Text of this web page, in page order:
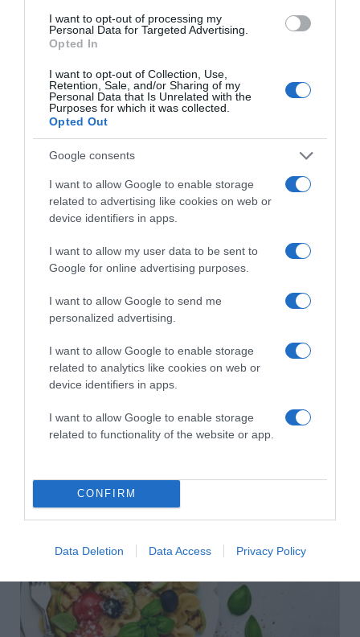
I want to opt-out of processing my
Personal Data for Targeted Advertising.
Opted In
I want to opt-out of Collection, Use,
Retention, Sale, and/or Sharing of my
Personal Data that Is Unrelated with the
Purposes for which it was collected.
Opted Out
Google consents
I want to allow Google to enable storage
related to advertising like cookies on web or
device identifiers in apps.
I want to allow my user data to be sent to
Google for online advertising purposes.
I want to allow Google to send me
personalized advertising.
I want to allow Google to enable storage
related to analytics like cookies on web or
device identifiers in apps.
I want to allow Google to enable storage
related to functionality of the website or app.
CONFIRM
Data Deletion Data Access Privacy Policy
2026-08-08.
Túlzott félelem a közös jövőtől – hogyan kerüld el egy új
párkapcsolatban?